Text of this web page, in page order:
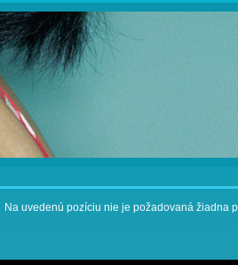
Na uvedenú pozíciu nie je požadovaná žiadna